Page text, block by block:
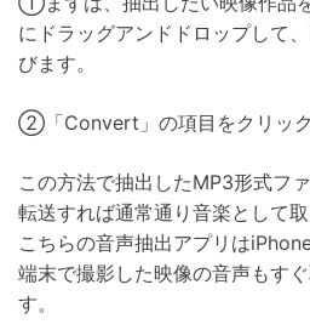
にドラッグアンドドロップして
びます。
②「Convert」の項目をクリック
この方法で抽出したMP3形式フ
転送すれば通常通り音楽として
こちらの音声抽出アプリは
端末で撮影した映像の音声もす
す。